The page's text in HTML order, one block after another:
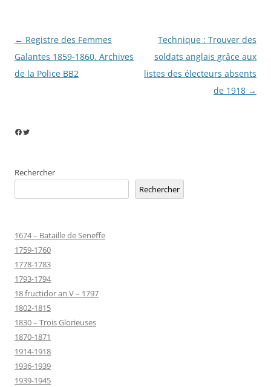
Navigation
des
articles
← Registre des Femmes
Galantes 1859-1860. Archives
de la Police BB2
Technique : Trouver des
soldats anglais grâce aux
listes des électeurs absents
de 1918 →
Facebook
Twitter
Rechercher
Rechercher
1674 – Bataille de Seneffe
1759-1760
1778-1783
1793-1794
18 fructidor an V – 1797
1802-1815
1830 – Trois Glorieuses
1870-1871
1914-1918
1936-1939
1939-1945